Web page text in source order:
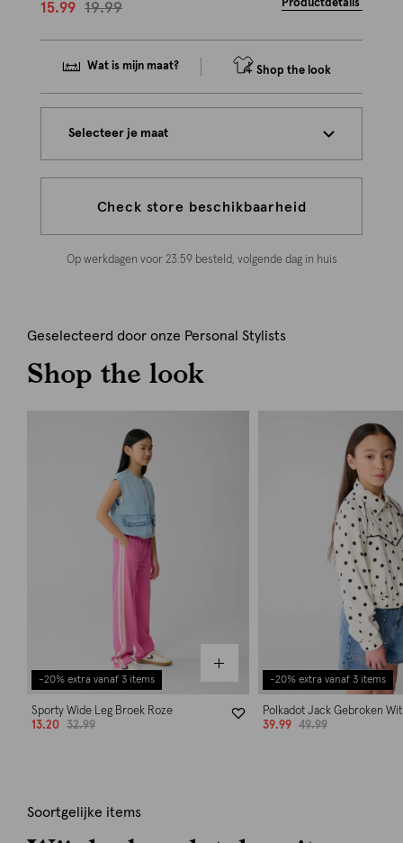
15.99 19.99 Productdetails
Wat is mijn maat? Shop the look
Selecteer je maat
Check store beschikbaarheid
Op werkdagen voor 23:59 besteld, volgende dag in huis
Geselecteerd door onze Personal Stylists
Shop the look
-20% extra vanaf 3 items
Sporty Wide Leg Broek Roze
13.20
32.99
-20% extra vanaf 3 items
Polkadot Jack Gebroken Wit
39.99
49.99
Soortgelijke items